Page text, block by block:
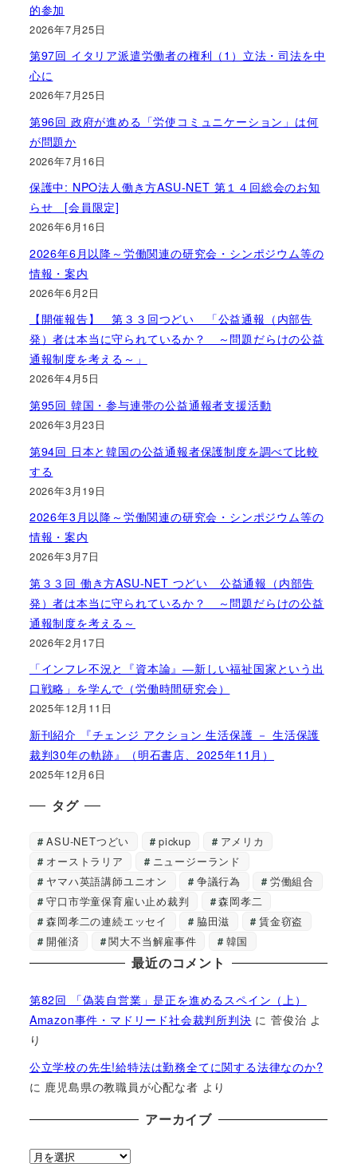
的参加
2026年7月25日
第97回 イタリア派遣労働者の権利（1）立法・司法を中
心に
2026年7月25日
第96回 政府が進める「労使コミュニケーション」は何
が問題か
2026年7月16日
保護中: NPO法人働き方ASU-NET 第１４回総会のお知
らせ [会員限定]
2026年6月16日
2026年6月以降～労働関連の研究会・シンポジウム等の
情報・案内
2026年6月2日
【開催報告】 第３３回つどい 「公益通報（内部告
発）者は本当に守られているか？ ～問題だらけの公益
通報制度を考える～」
2026年4月5日
第95回 韓国・参与連帯の公益通報者支援活動
2026年3月23日
第94回 日本と韓国の公益通報者保護制度を調べて比較
する
2026年3月19日
2026年3月以降～労働関連の研究会・シンポジウム等の
情報・案内
2026年3月7日
第３３回 働き方ASU-NET つどい 公益通報（内部告
発）者は本当に守られているか？ ～問題だらけの公益
通報制度を考える～
2026年2月17日
「インフレ不況と『資本論』―新しい福祉国家という出
口戦略」を学んで（労働時間研究会）
2025年12月11日
新刊紹介 『チェンジ アクション 生活保護 － 生活保護
裁判30年の軌跡』（明石書店、2025年11月）
2025年12月6日
タグ
ASU-NETつどい pickup
アメリカ
オーストラリア
ニュージーランド
ヤマハ英語講師ユニオン
争議行為
労働組合
守口市学童保育雇い止め裁判
森岡孝二
森岡孝二の連続エッセイ
脇田滋
賃金窃盗
開催済
関大不当解雇事件 韓国
最近のコメント
第82回 「偽装自営業」是正を進めるスペイン（上）
Amazon事件・マドリード社会裁判所判決 に菅俊治 よ
り
公立学校の先生!給特法は勤務全てに関する法律なのか?
に 鹿児島県の教職員が心配な者 より
アーカイブ
ア